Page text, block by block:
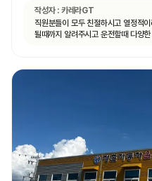
작성자 : 카레라GT
직원분들이 모두 친절하시고 열정적
될때까지 알려주시고 운전할때 다양